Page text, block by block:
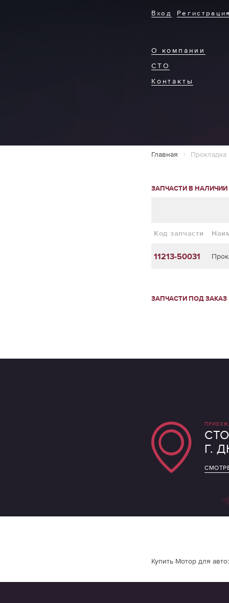
О компании
СТО
Контакты
Вход
Главная Прокладка
ЗАПЧАСТИ В НАЛИЧИИ
Код запчасти
11213-50031
ЗАПЧАСТИ ПОД ЗАКАЗ
СТО
Г.
Купить Мотор для авто: